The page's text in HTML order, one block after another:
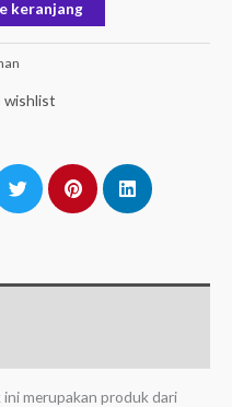
keranjang
wishlist
merupakan produk dari